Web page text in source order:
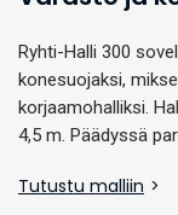
Ryhti-Halli 300
konesuojaksi,
korjaamohalliksi.
4,5 m. Päädyssä
Tutustu malliin